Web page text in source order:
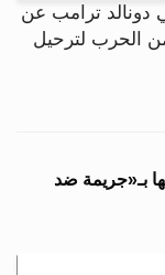
دونالد ترامب عن
الحرب لترحيل
بـ«جريمة ضد